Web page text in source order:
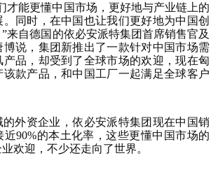
才能更懂中国市场，更好地与产业链上的
同时，在中国也让我们更好地为中国创
来自德国的依必安派特集团首席销售官及
说，集团新推出了一款针对中国市场需
品，却受到了全球市场的欢迎，现在匈
该款产品，和中国工厂一起满足全球客户
外资企业，依必安派特集团现在中国销
90%的本土化率，这些更懂中国市场的
欢迎，不少还走向了世界。